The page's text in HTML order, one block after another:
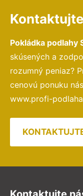
Pokládka podlahy
skúsených a
rozumný peniaz?
cenovú ponuku
www.profi-